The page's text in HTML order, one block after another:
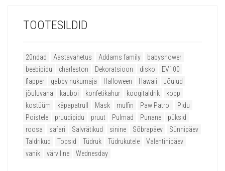
TOOTESILDID
20ndad Aastavahetus Addams family
babyshower
beebipidu
charleston Dekoratsioon disko
EV100
flapper
gabby nukumaja Halloween Hawaii
Jõulud
jõuluvana
kauboi konfetikahur koogitaldrik
kopp
kostüüm
käpapatrull Mask muffin Paw Patrol
Pidu
Poistele
pruudipidu pruut Pulmad Punane
püksid
roosa
safari Salvrätikud sinine Sõbrapäev
Sünnipäev
Taldrikud
Topsid Tüdruk Tüdrukutele
Valentinipäev
vanik
värviline Wednesday